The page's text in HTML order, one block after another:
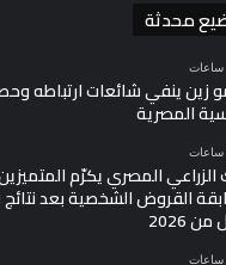
محدثة
زين ينفي شائعات ارتباطه
المصرية
الزراعي المصري يكرّم
القروض الشخصية بعد نتائج
2026